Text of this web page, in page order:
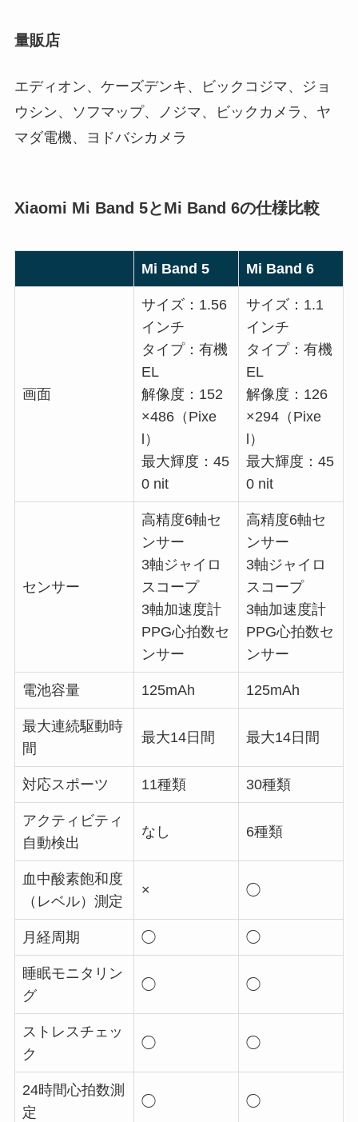
量販店
エディオン、ケーズデンキ、ビックコジマ、ジョ
ウシン、ソフマップ、ノジマ、ビックカメラ、ヤ
マダ電機、ヨドバシカメラ
Xiaomi Mi Band 5とMi Band 6の仕様比較
Mi Band 5 Mi Band 6
画面
サイズ：1.56
インチ
タイプ：有機
EL
解像度：152
×486（Pixe
l）
最大輝度：45
0 nit
サイズ：1.1
インチ
タイプ：有機
EL
解像度：126
×294（Pixe
l）
最大輝度：45
0 nit
センサー
高精度6軸セ
ンサー
3軸ジャイロ
スコープ
3軸加速度計
PPG心拍数セ
ンサー
高精度6軸セ
ンサー
3軸ジャイロ
スコープ
3軸加速度計
PPG心拍数セ
ンサー
電池容量 125mAh 125mAh
最大連続駆動時
間
最大14日間 最大14日間
対応スポーツ 11種類 30種類
アクティビティ
自動検出
なし 6種類
血中酸素飽和度
（レベル）測定
× ◯
月経周期 ◯ ◯
睡眠モニタリン
グ
◯ ◯
ストレスチェッ
ク
◯ ◯
24時間心拍数測
定
◯ ◯